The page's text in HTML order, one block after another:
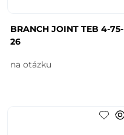
BRANCH JOINT TEB 4-75-
26
na otázku